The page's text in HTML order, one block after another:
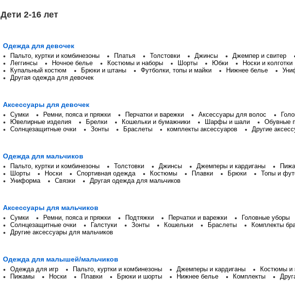
Дети 2-16 лет
Одежда для девочек
Пальто, куртки и комбинезоны Платья Толстовки Джинсы Джемпер и свитер
Леггинсы
Ночное белье Костюмы и наборы Шорты Юбки Носки и колготки
Купальный костюм
Брюки и штаны Футболки, топы и майки Нижнее белье
Другая одежда для девочек
Аксессуары для девочек
Сумки Ремни, пояса и пряжки Перчатки и варежки Аксессуары для волос
Ювелирные изделия
Брелки Кошельки и бумажники Шарфы и шали
Обувные
Солнцезащитные очки
Зонты Браслеты комплекты аксессуаров Другие
Одежда для мальчиков
Пальто, куртки и комбинезоны Толстовки Джинсы Джемперы и кардиганы
Шорты
Носки Спортивная одежда Костюмы Плавки Брюки Топы и
Униформа
Связки Другая одежда для мальчиков
Аксессуары для мальчиков
Сумки Ремни, пояса и пряжки Подтяжки Перчатки и варежки Головные уборы
Солнцезащитные очки
Галстуки Зонты Кошельки Браслеты
Комплекты
Другие аксессуары для мальчиков
Одежда для малышей/мальчиков
Одежда для игр Пальто, куртки и комбинезоны Джемперы и кардиганы Костюмы и
Пижамы
Носки Плавки Брюки и шорты Нижнее белье Комплекты